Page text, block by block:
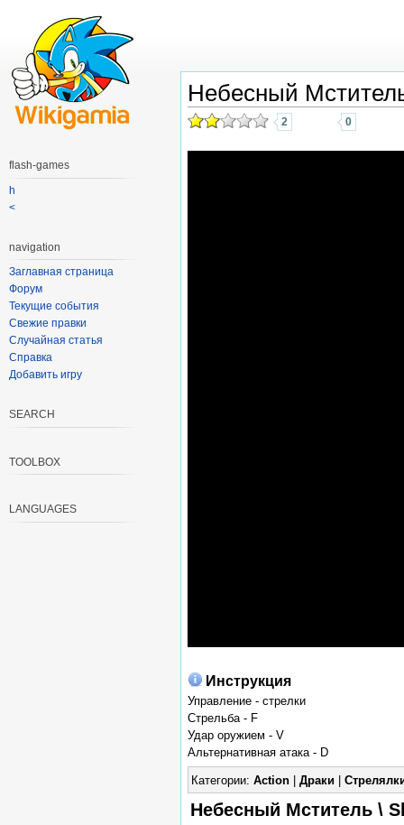
Небесный
2 0
Инструкция
Управление - стрелки
Стрельба - F
Удар оружием - V
Альтернативная атака - D
Категории: Action| Драки
Небесный Мститель \
flash-games
h
<
navigation
Заглавная страница
Форум
Текущие события
Свежие правки
Случайная статья
Справка
Добавить игру
SEARCH
TOOLBOX
LANGUAGES